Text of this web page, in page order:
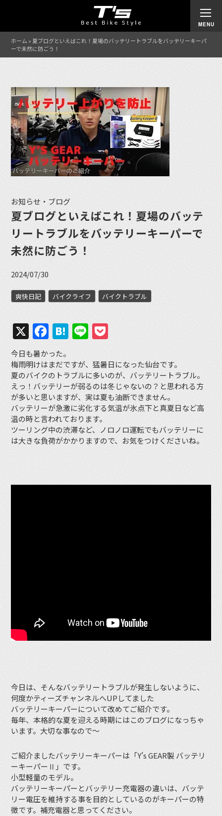
ホーム » 夏ブログといえばこれ！夏場のバッテリートラブルをバッテリーキーパ
ーで未然に防ごう！
お知らせ・ブログ
夏ブログといえばこれ！夏場のバッテ
リートラブルをバッテリーキーパーで
未然に防ごう！
2024/07/30
爽快日記 バイクライフ バイクトラブル
X Facebook
Hatena
Line
今日も暑かった。
梅雨明けはまだですが、猛暑日になった仙台です。
夏のバイクのトラブルに多いのが、バッテリートラブル。
えっ！バッテリーが弱るのは冬じゃないの？と思われる方
が多いと思いますが、実は夏も油断できません。
バッテリーが急激に劣化する気温が氷点下と真夏日など高
温の時と言われております。
ツーリング中の渋滞など、ノロノロ運転でもバッテリーに
は大きな負荷がかかりますので、お気をつけくださいね。
今日は、そんなバッテリートラブルが発生しないように、
何度かティーズチャンネルへUPしてました
バッテリーキーパーについて改めてご紹介です。
毎年、本格的な夏を迎える時期にはこのブログになっちゃ
います。大切な事なので〜
ご紹介ましたバッテリーキーパーは「Y’s GEAR製 バッテリ
ーキーパーⅡ」です。
小型軽量のモデル。
バッテリーキーパーとバッテリー充電器の違いは、バッテ
リー電圧を維持する事を目的としているのがキーパーの特
徴です。補充電器と思ってください。